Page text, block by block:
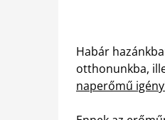
Habár
otthonunkba,
naperőmű